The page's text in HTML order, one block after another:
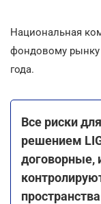
Национальная
фондовому рынку
года.
Все риски
решением
договорные,